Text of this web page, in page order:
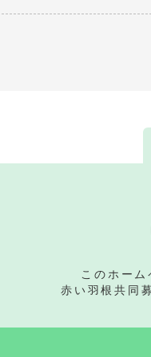
このホーム
赤い羽根共同